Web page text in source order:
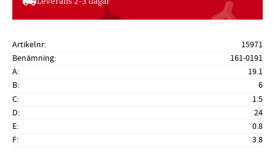
Artikelnr
15971
Benämning
161-0191
A
19.1
B
6
C
1.5
D
24
E
0.8
F
3.8